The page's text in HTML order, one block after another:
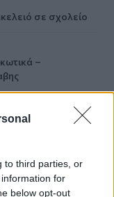
to third parties, or
for
below opt-out
σε σχολείο
–
του beach